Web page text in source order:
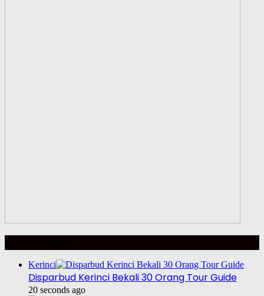
Kerinci
Disparbud Kerinci Bekali 30 Orang Tour Guide
20 seconds ago